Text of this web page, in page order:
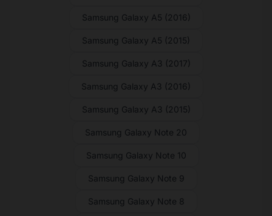
Samsung Galaxy A5 (2016)
Samsung Galaxy A5 (2015)
Samsung Galaxy A3 (2017)
Samsung Galaxy A3 (2016)
Samsung Galaxy A3 (2015)
Samsung Galaxy Note 20
Samsung Galaxy Note 10
Samsung Galaxy Note 9
Samsung Galaxy Note 8